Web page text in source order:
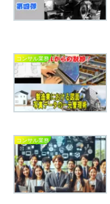
コンサル業務
コンサル業務